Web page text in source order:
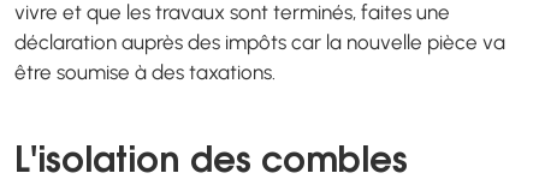
vivre et que les travaux sont terminés, faites une
déclaration auprès des impôts car la nouvelle pièce va
être soumise à des taxations.
L'isolation des combles